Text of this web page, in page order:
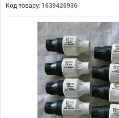
Код товару: 1639426936